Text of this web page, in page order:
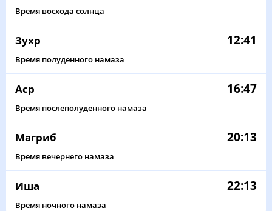
Время восхода солнца
Зухр 12:41
Время полуденного намаза
Аср 16:47
Время послеполуденного намаза
Магриб 20:13
Время вечернего намаза
Иша 22:13
Время ночного намаза